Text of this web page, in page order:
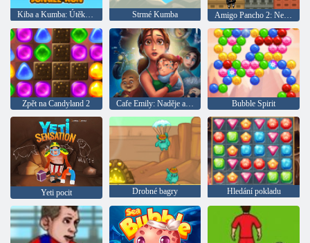
Kiba a Kumba: Útěk v džungli Strmé Kumba Amigo Pancho 2: New York Party
Zpět na Candyland 2 Cafe Emily: Naděje a obavy Bubble Spirit
Yeti pocit Drobné bagry Hledání pokladu